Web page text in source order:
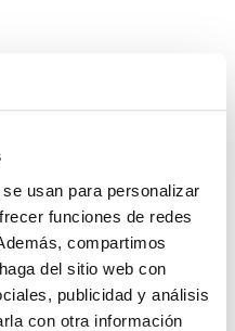
usan para personalizar
funciones de redes
compartimos
del sitio web con
publicidad y análisis
con otra información
por parte del SETER y
Regístrate para
descargas